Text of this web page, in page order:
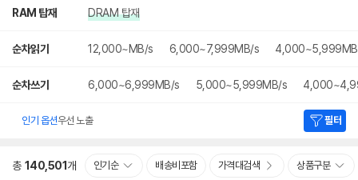
RAM 탑재 DRAM 탑재
순차읽기 12,000~MB/s 6,000~7,999MB/s
순차쓰기 6,000~6,999MB/s 5,000~5,999MB/s
인기 옵션우선 노출 필터
총 140,501 개 인기순 배송비포함 가격대검색 상품구분